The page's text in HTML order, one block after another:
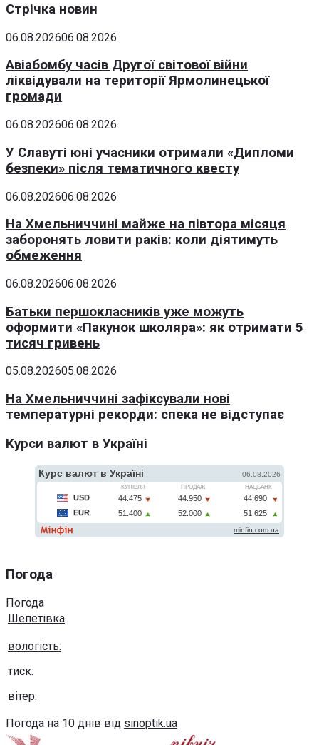
Стрічка новин
06.08.202606.08.2026
Авіабомбу часів Другої світової війни
ліквідували на території Ярмолинецької
громади
06.08.202606.08.2026
У Славуті юні учасники отримали «Дипломи
безпеки» після тематичного квесту
06.08.202606.08.2026
На Хмельниччині майже на півтора місяця
заборонять ловити раків: коли діятимуть
обмеження
06.08.202606.08.2026
Батьки першокласників уже можуть
оформити «Пакунок школяра»: як отримати 5
тисяч гривень
05.08.202605.08.2026
На Хмельниччині зафіксували нові
температурні рекорди: спека не відступає
Курси валют в Україні
Погода
Погода
Шепетівка
вологість:
тиск:
вітер:
Погода на 10 днів від sinoptik.ua